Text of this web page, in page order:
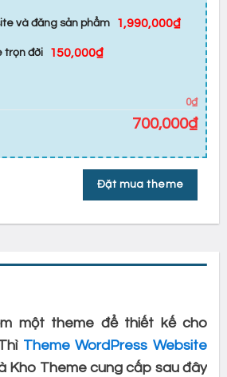
và đăng sản phẩm 1,990,000₫
trọn đời 150,000₫
0₫
700,000₫
Đặt mua theme
một theme để thiết kế cho
Theme WordPress Website
Kho Theme cung cấp sau đây